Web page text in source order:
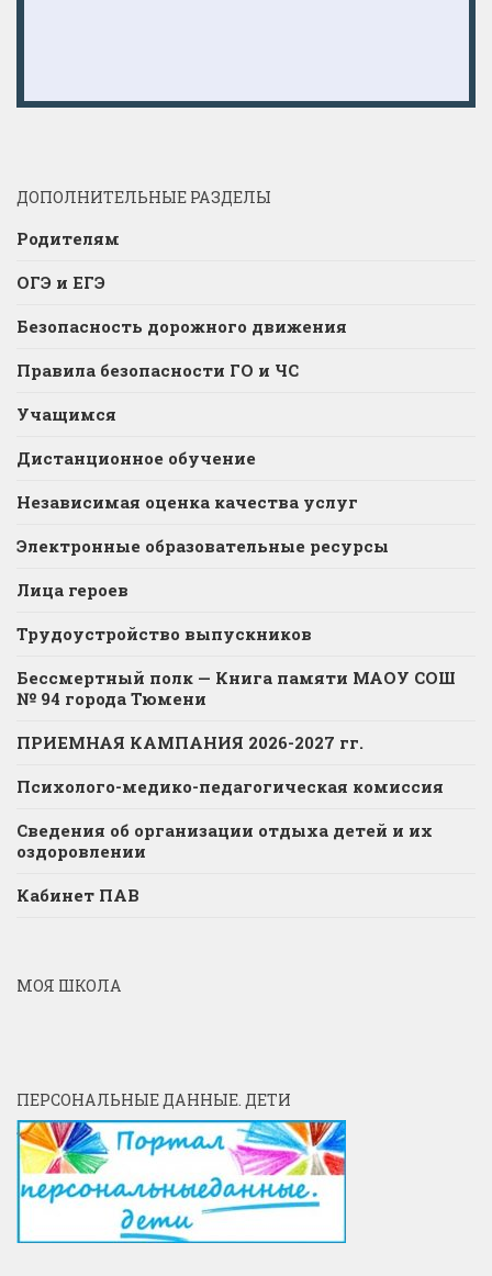
ДОПОЛНИТЕЛЬНЫЕ РАЗДЕЛЫ
Родителям
ОГЭ и ЕГЭ
Безопасность дорожного движения
Правила безопасности ГО и ЧС
Учащимся
Дистанционное обучение
Независимая оценка качества услуг
Электронные образовательные ресурсы
Лица героев
Трудоустройство выпускников
Бессмертный полк — Книга памяти МАОУ СОШ
№ 94 города Тюмени
ПРИЕМНАЯ КАМПАНИЯ 2026-2027 гг.
Психолого-медико-педагогическая комиссия
Сведения об организации отдыха детей и их
оздоровлении
Кабинет ПАВ
МОЯ ШКОЛА
ПЕРСОНАЛЬНЫЕ ДАННЫЕ. ДЕТИ